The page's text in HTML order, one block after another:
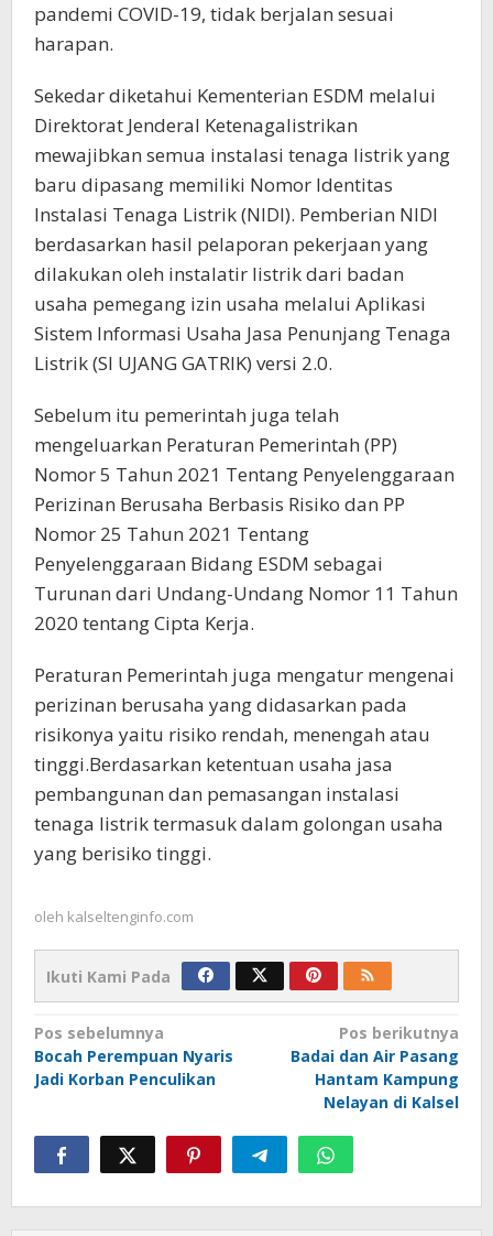
pandemi COVID-19, tidak berjalan sesuai
harapan.
Sekedar diketahui Kementerian ESDM melalui
Direktorat Jenderal Ketenagalistrikan
mewajibkan semua instalasi tenaga listrik yang
baru dipasang memiliki Nomor Identitas
Instalasi Tenaga Listrik (NIDI). Pemberian NIDI
berdasarkan hasil pelaporan pekerjaan yang
dilakukan oleh instalatir listrik dari badan
usaha pemegang izin usaha melalui Aplikasi
Sistem Informasi Usaha Jasa Penunjang Tenaga
Listrik (SI UJANG GATRIK) versi 2.0.
Sebelum itu pemerintah juga telah
mengeluarkan Peraturan Pemerintah (PP)
Nomor 5 Tahun 2021 Tentang Penyelenggaraan
Perizinan Berusaha Berbasis Risiko dan PP
Nomor 25 Tahun 2021 Tentang
Penyelenggaraan Bidang ESDM sebagai
Turunan dari Undang-Undang Nomor 11 Tahun
2020 tentang Cipta Kerja.
Peraturan Pemerintah juga mengatur mengenai
perizinan berusaha yang didasarkan pada
risikonya yaitu risiko rendah, menengah atau
tinggi.Berdasarkan ketentuan usaha jasa
pembangunan dan pemasangan instalasi
tenaga listrik termasuk dalam golongan usaha
yang berisiko tinggi.
oleh kalseltenginfo.com
Ikuti Kami Pada
Navigasi
pos
Pos sebelumnya
Bocah Perempuan Nyaris
Jadi Korban Penculikan
Pos berikutnya
Badai dan Air Pasang
Hantam Kampung
Nelayan di Kalsel